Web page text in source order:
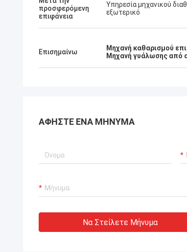
προσφερόμενη
επιφάνεια
Υπηρεσία μηχανικού
εξωτερικό
Επισημαίνω Μηχανή καθαρισμού
Μηχανή γυάλωσης από
ΑΦΉΣΤΕ ΈΝΑ ΜΉΝΥΜΑ
Να Στείλετε Μήνυμα